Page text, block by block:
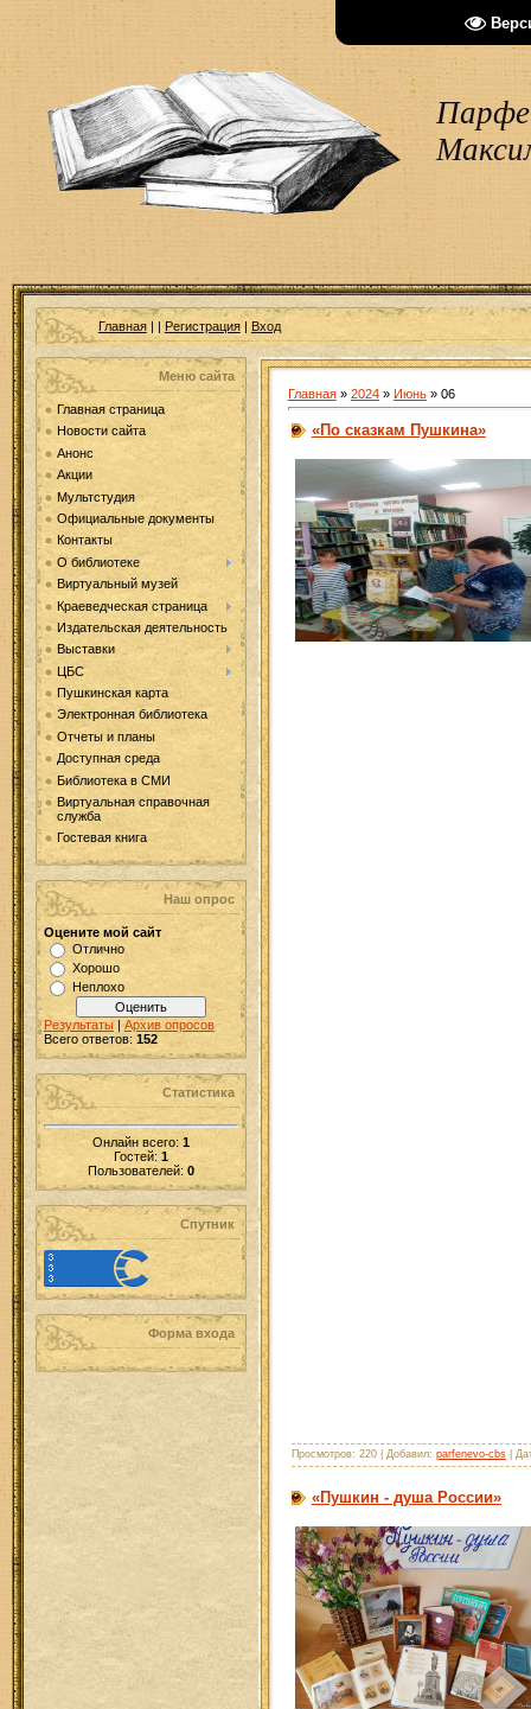
Главная| | Регистрация| Вход
Меню сайта
Главная страница
Новости сайта
Анонс
Акции
Мультстудия
Официальные документы
Контакты
О библиотеке
Виртуальный музей
Краеведческая страница
Издательская деятельность
Выставки
ЦБС
Пушкинская карта
Электронная библиотека
Отчеты и планы
Доступная среда
Библиотека в СМИ
Виртуальная справочная
служба
Гостевая книга
Наш опрос
Оцените мой сайт
Отлично
Хорошо
Неплохо
Результаты | Архив опросов
Всего ответов: 152
Статистика
Онлайн всего: 1
Гостей: 1
Пользователей: 0
Спутник
Форма входа
Главная» 2024 » Июнь » 06
«По сказкам Пушкина»
Просмотров: 220 | Добавил: parfenevo-cbs|
«Пушкин - душа России»